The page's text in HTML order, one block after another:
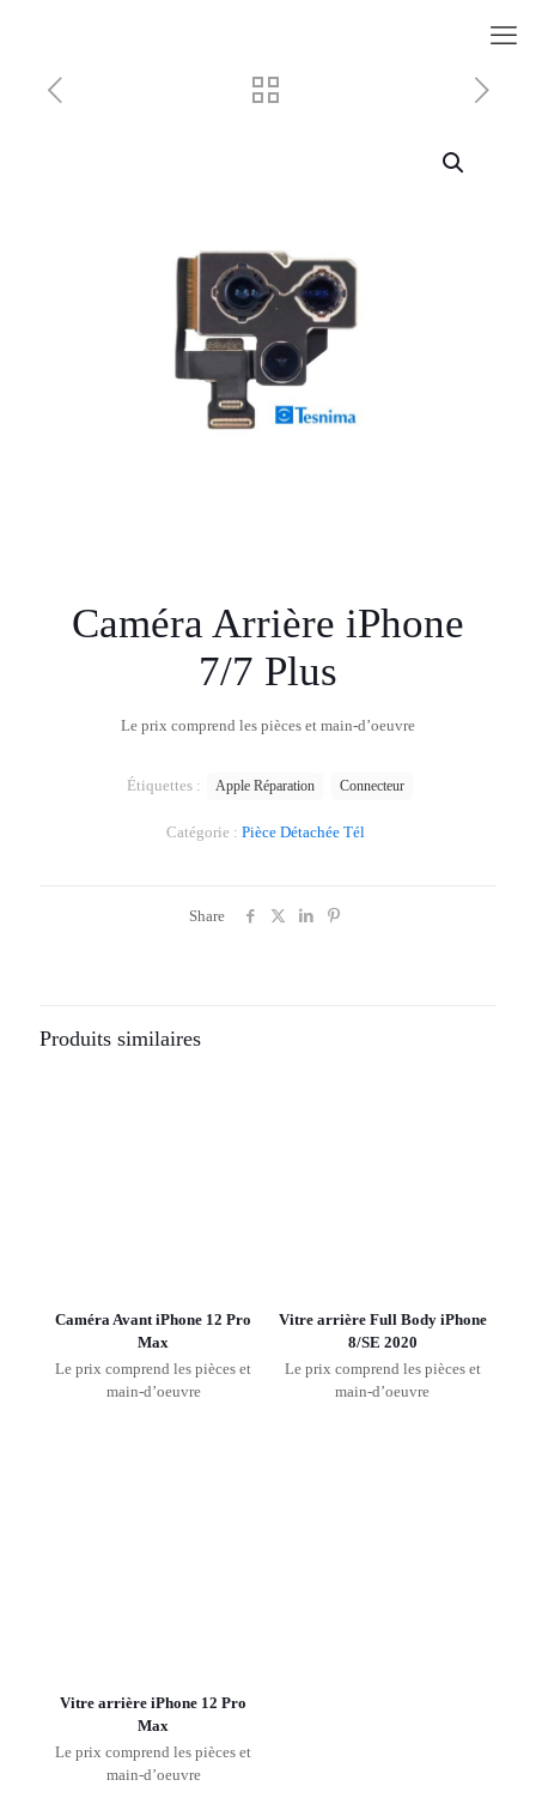
Caméra Arrière iPhone
7/7 Plus
Le prix comprend les pièces et main-d’oeuvre
Catégorie : Pièce Détachée Tél
Étiquettes : Apple Réparation Connecteur
Share
Produits similaires
Caméra Avant iPhone 12 Pro
Max
Le prix comprend les pièces et
main-d’oeuvre
Vitre arrière Full Body iPhone
8/SE 2020
Le prix comprend les pièces et
main-d’oeuvre
Vitre arrière iPhone 12 Pro
Max
Le prix comprend les pièces et
main-d’oeuvre